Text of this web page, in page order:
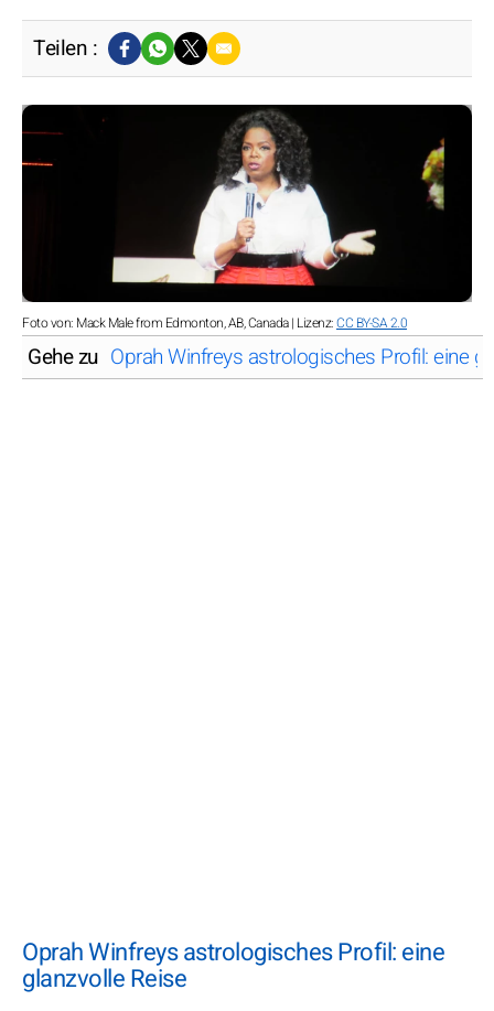
Teilen :
Foto von: Mack Male from Edmonton, AB, Canada | Lizenz:CC BY-SA 2.0
Gehe zu Oprah Winfreys astrologisches Profil: eine
Oprah Winfreys astrologisches Profil: eine
glanzvolle Reise